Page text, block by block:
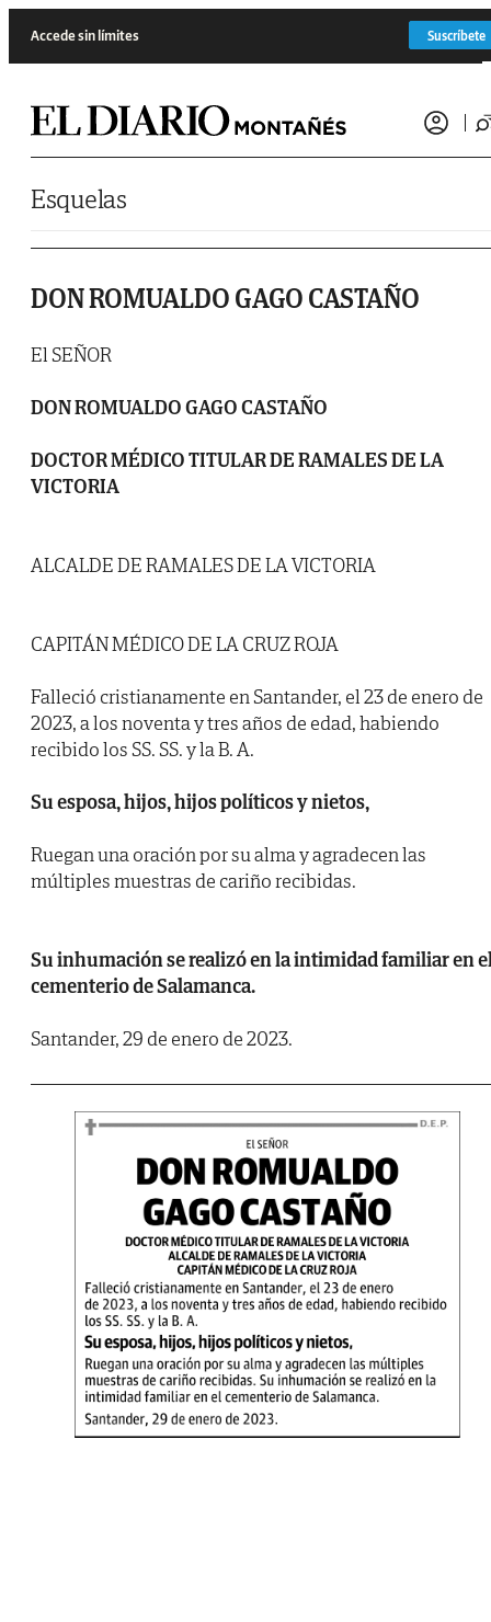
Accede sin límites Suscríbete
Esquelas
DON ROMUALDO GAGO CASTAÑO
El SEÑOR
DON ROMUALDO GAGO CASTAÑO
DOCTOR MÉDICO TITULAR DE RAMALES DE LA
VICTORIA
ALCALDE DE RAMALES DE LA VICTORIA
CAPITÁN MÉDICO DE LA CRUZ ROJA
Falleció cristianamente en Santander, el 23 de enero de
2023, a los noventa y tres años de edad, habiendo
recibido los SS. SS. y la B. A.
Su esposa, hijos, hijos políticos y nietos,
Ruegan una oración por su alma y agradecen las
múltiples muestras de cariño recibidas.
Su inhumación se realizó en la intimidad familiar en
cementerio de Salamanca.
Santander, 29 de enero de 2023.